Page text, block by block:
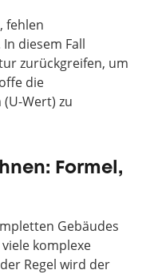
fehlen
diesem Fall
zurückgreifen, um
die
Wert) zu
Formel,
Gebäudes
komplexe
Regel wird der